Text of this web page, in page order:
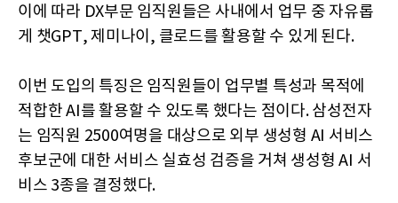
이에 따라 DX부문 임직원들은 사내에서 업무 중 자유롭
게 챗GPT, 제미나이, 클로드를 활용할 수 있게 된다.
이번 도입의 특징은 임직원들이 업무별 특성과 목적에
적합한 AI를 활용할 수 있도록 했다는 점이다. 삼성전자
는 임직원 2500여명을 대상으로 외부 생성형 AI 서비스
후보군에 대한 서비스 실효성 검증을 거쳐 생성형 AI 서
비스 3종을 결정했다.